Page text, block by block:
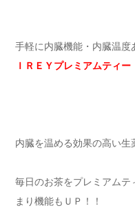
手軽に内臓機能・内臓温度
ＩＲＥＹプレミアムティー
内臓を温める効果の高い生
毎日のお茶をプレミアムテ
まり機能もＵＰ！！